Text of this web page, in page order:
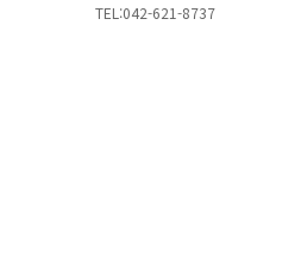
TEL:042-621-8737